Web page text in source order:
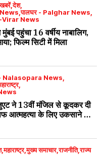
देश
News पालघर - Palghar News
Virar News
पहुंचा 16 वर्षीय नाबालिग,
फिल्म सिटी में मिला
- Nalasopara News
ने 13वीं मंजिल से कूदकर दी
आत्महत्या के लिए उकसाने का
महाराष्ट्र मुख्य समाचार राजनीति राज्य